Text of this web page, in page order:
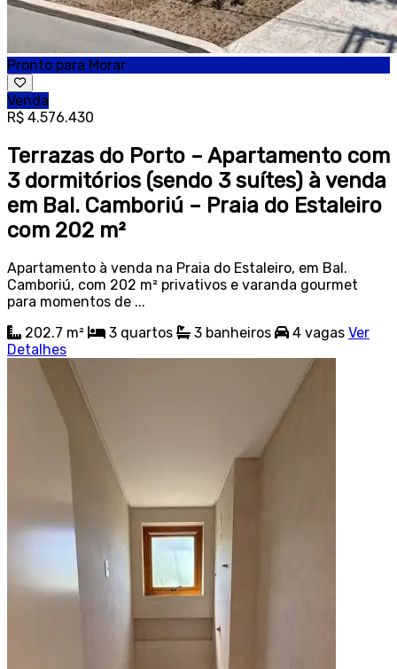
Pronto para Morar
Venda
R$ 4.576.430
Terrazas do Porto – Apartamento com
3 dormitórios (sendo 3 suítes) à venda
em Bal. Camboriú – Praia do Estaleiro
com 202 m²
Apartamento à venda na Praia do Estaleiro, em Bal.
Camboriú, com 202 m² privativos e varanda gourmet
para momentos de ...
202.7 m²
3 quartos 3 banheiros 4 vagas Ver
Detalhes